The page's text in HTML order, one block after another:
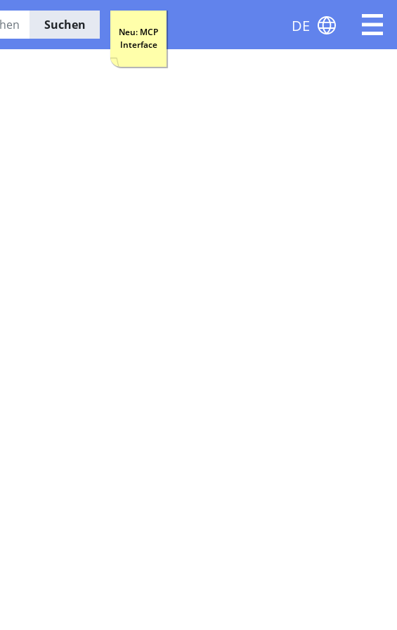
Suchen
Neu: MCP
Interface
DE